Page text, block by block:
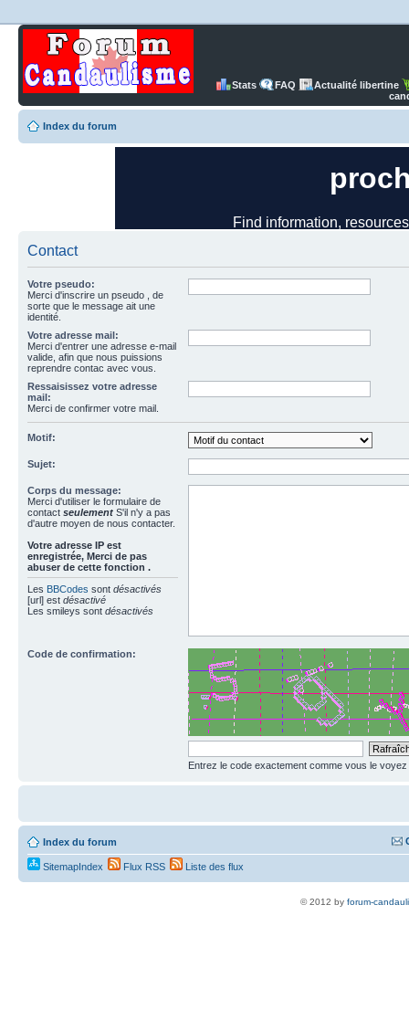
Stats FAQ
Actualité libertine
Index du forum
Contact
Votre pseudo:
Merci d'inscrire un pseudo , de
sorte que le message ait une
identité.
Votre adresse mail:
Merci d'entrer une adresse e-mail
valide, afin que nous puissions
reprendre contac avec vous.
Ressaisissez votre adresse
mail:
Merci de confirmer votre mail.
Motif:
Sujet:
Corps du message:
Merci d'utiliser le formulaire de
contact seulement S'il n'y a pas
d'autre moyen de nous contacter.
Votre adresse ΙΡ est
enregistrée, Merci de pas
abuser de cette fonction .
Les BBCodes sont désactivés
[url] est désactivé
Les smileys sont désactivés
Code de confirmation:
Entrez le code exactement comme vous le
Index du forum
SitemapIndex Flux RSS Liste des flux
© 2012 by forum-